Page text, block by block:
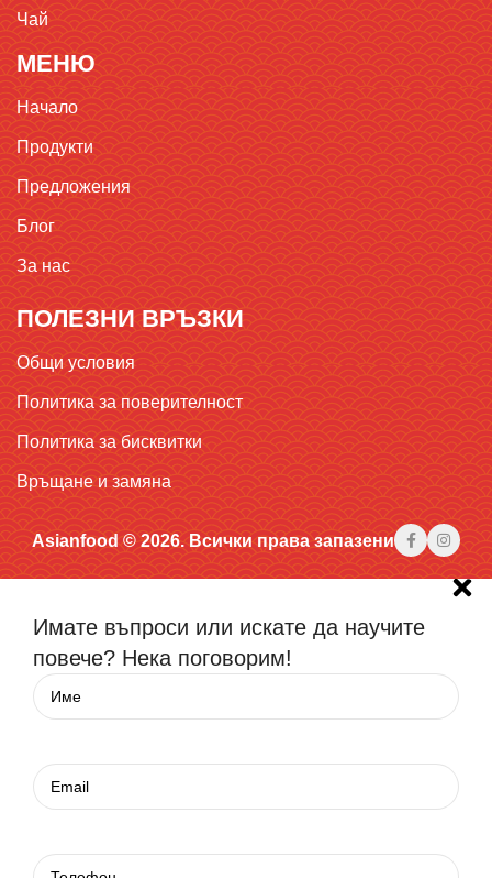
Чай
МЕНЮ
Начало
Продукти
Предложения
Блог
За нас
ПОЛЕЗНИ ВРЪЗКИ
Общи условия
Политика за поверителност
Политика за бисквитки
Връщане и замяна
Asianfood © 2026. Всички права запазени
Имате въпроси или искате да научите
повече? Нека поговорим!